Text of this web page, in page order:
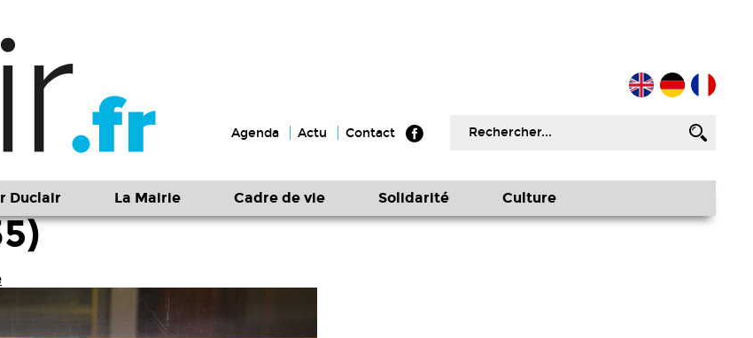
Agenda Actu Contact
Duclair La Mairie Cadre de vie Solidarité Culture